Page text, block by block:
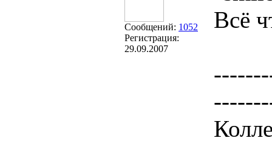
Сообщений: 1052
Регистрация:
29.09.2007
Всё